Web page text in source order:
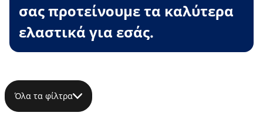
σας προτείνουμε τα καλύτερα
ελαστικά για εσάς.
Όλα τα φίλτρα